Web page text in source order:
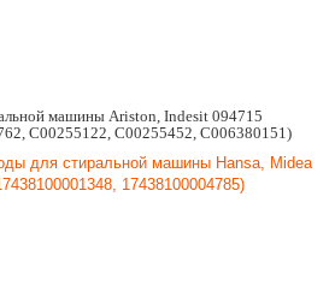
машины Ariston, Indesit 094715
C00255122, C00255452, C006380151)